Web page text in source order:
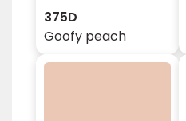
375D
Goofy peach